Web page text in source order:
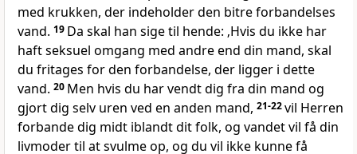
med krukken, der indeholder den bitre forbandelses
vand. 19 Da skal han sige til hende: ‚Hvis du ikke har
haft seksuel omgang med andre end din mand, skal
du fritages for den forbandelse, der ligger i dette
vand. 20 Men hvis du har vendt dig fra din mand og
gjort dig selv uren ved en anden mand, 21-22vil Herren
forbande dig midt iblandt dit folk, og vandet vil få din
livmoder til at svulme op, og du vil ikke kunne få